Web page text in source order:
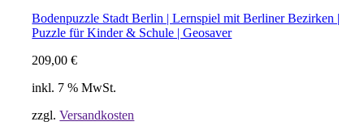
Bodenpuzzle Stadt Berlin | Lernspiel mit Berliner Bezirken |
Puzzle für Kinder & Schule | Geosaver
209,00€
inkl. 7 % MwSt.
zzgl.Versandkosten